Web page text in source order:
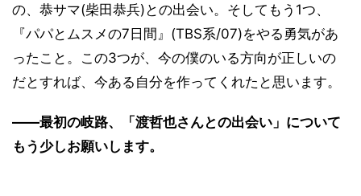
の、恭サマ(柴田恭兵)との出会い。そしてもう1つ、
『パパとムスメの7日間』(TBS系/07)をやる勇気があ
ったこと。この3つが、今の僕のいる方向が正しいの
だとすれば、今ある自分を作ってくれたと思います。
――最初の岐路、「渡哲也さんとの出会い」について
もう少しお願いします。